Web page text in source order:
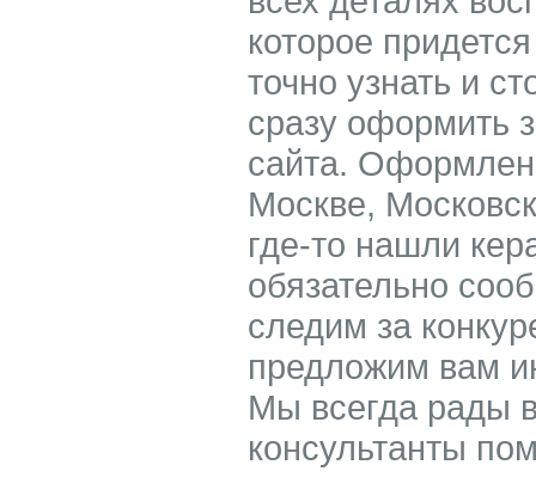
которое
точно узнать и
сразу оформить
сайта.
Москве,
где-то нашли
обязательно
следим за
предложим вам
Мы всегда рады
консультанты